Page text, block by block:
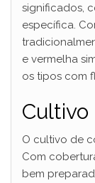
significados,
específica.
e vermelha
os tipos com
Cultivo
O cultivo de
Com
bem